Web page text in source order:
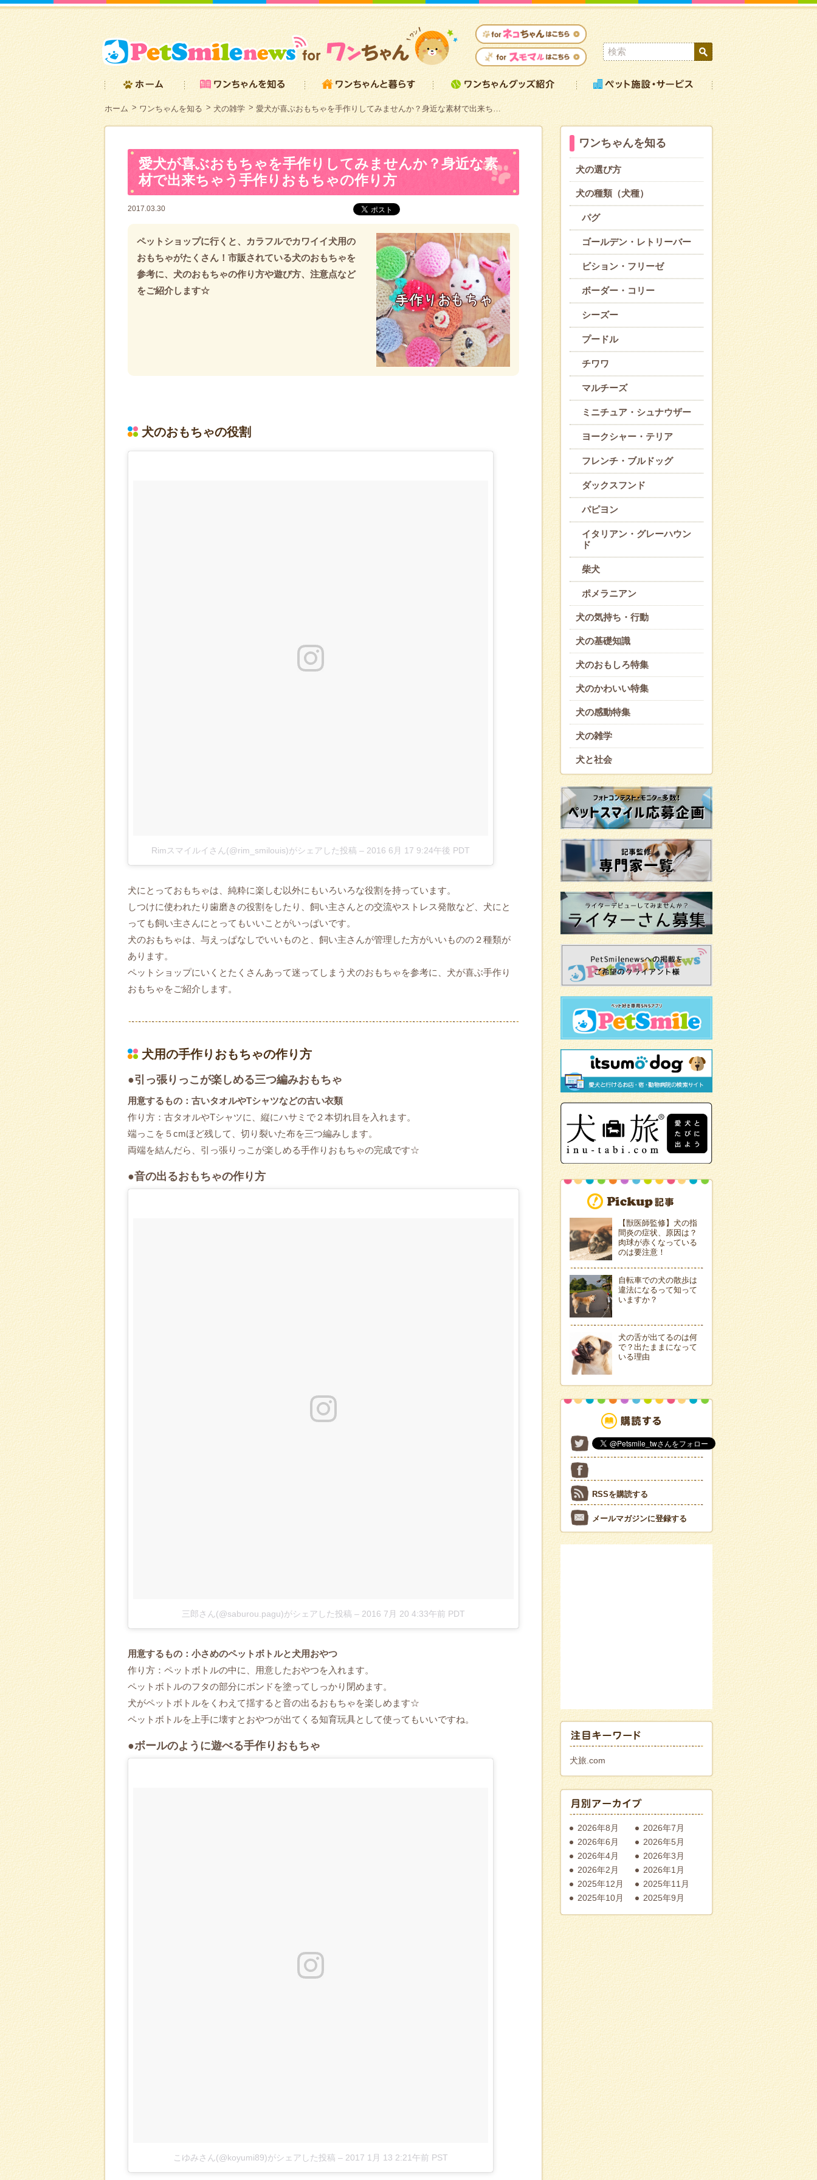
ホーム ワンちゃんを知る 犬の雑学 愛犬が喜ぶおもちゃを手作りしてみませんか？身近な素材で出来ち…
愛犬が喜ぶおもちゃを手作りしてみませんか？身近な素
材で出来ちゃう手作りおもちゃの作り方
2017.03.30
ペットショップに行くと、カラフルでカワイイ犬用の
おもちゃがたくさん！市販されている犬のおもちゃを
参考に、犬のおもちゃの作り方や遊び方、注意点など
をご紹介します☆
犬のおもちゃの役割
Rimスマイルイさん(@rim_smilouis)がシェアした投稿 – 2016 6月 17 9:24午後 PDT
犬にとっておもちゃは、純粋に楽しむ以外にもいろいろな役割を持っています。
しつけに使われたり歯磨きの役割をしたり、飼い主さんとの交流やストレス発散など、犬にと
っても飼い主さんにとってもいいことがいっぱいです。
犬のおもちゃは、与えっぱなしでいいものと、飼い主さんが管理した方がいいものの２種類が
あります。
ペットショップにいくとたくさんあって迷ってしまう犬のおもちゃを参考に、犬が喜ぶ手作り
おもちゃをご紹介します。
犬用の手作りおもちゃの作り方
●引っ張りっこが楽しめる三つ編みおもちゃ
用意するもの：古いタオルやTシャツなどの古い衣類
作り方：古タオルやTシャツに、縦にハサミで２本切れ目を入れます。
端っこを５cmほど残して、切り裂いた布を三つ編みします。
両端を結んだら、引っ張りっこが楽しめる手作りおもちゃの完成です☆
●音の出るおもちゃの作り方
三郎さん(@saburou.pagu)がシェアした投稿 – 2016 7月 20 4:33午前 PDT
用意するもの：小さめのペットボトルと犬用おやつ
作り方：ペットボトルの中に、用意したおやつを入れます。
ペットボトルのフタの部分にボンドを塗ってしっかり閉めます。
犬がペットボトルをくわえて揺すると音の出るおもちゃを楽しめます☆
ペットボトルを上手に壊すとおやつが出てくる知育玩具として使ってもいいですね。
●ボールのように遊べる手作りおもちゃ
こゆみさん(@koyumi89)がシェアした投稿 – 2017 1月 13 2:21午前 PST
ワンちゃんを知る
犬の選び方
犬の種類（犬種）
パグ
ゴールデン・レトリーバー
ビション・フリーゼ
ボーダー・コリー
シーズー
プードル
チワワ
マルチーズ
ミニチュア・シュナウザー
ヨークシャー・テリア
フレンチ・ブルドッグ
ダックスフンド
パピヨン
イタリアン・グレーハウン
ド
柴犬
ポメラニアン
犬の気持ち・行動
犬の基礎知識
犬のおもしろ特集
犬のかわいい特集
犬の感動特集
犬の雑学
犬と社会
【獣医師監修】犬の指
間炎の症状、原因は？
肉球が赤くなっている
のは要注意！
自転車での犬の散歩は
違法になるって知って
いますか？
犬の舌が出てるのは何
で？出たままになって
いる理由
RSSを購読する
メールマガジンに登録する
犬旅.com
2026年8月
2026年7月
2026年6月
2026年5月
2026年4月
2026年3月
2026年2月
2026年1月
2025年12月
2025年11月
2025年10月
2025年9月